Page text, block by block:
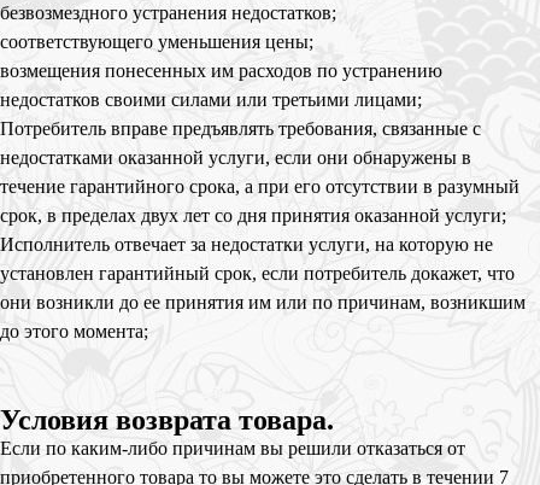
безвозмездного устранения недостатков;
соответствующего уменьшения цены;
возмещения понесенных им расходов по устранению
недостатков своими силами или третьими лицами;
Потребитель вправе предъявлять требования, связанные с
недостатками оказанной услуги, если они обнаружены в
течение гарантийного срока, а при его отсутствии в разумный
срок, в пределах двух лет со дня принятия оказанной услуги;
Исполнитель отвечает за недостатки услуги, на которую не
установлен гарантийный срок, если потребитель докажет, что
они возникли до ее принятия им или по причинам, возникшим
до этого момента;
Условия возврата товара.
Если по каким-либо причинам вы решили отказаться от
приобретенного товара то вы можете это сделать в течении 7